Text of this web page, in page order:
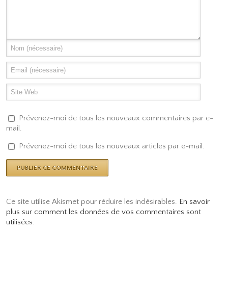
Prévenez-moi de tous les nouveaux commentaires par e-
mail.
Prévenez-moi de tous les nouveaux articles par e-mail.
Ce site utilise Akismet pour réduire les indésirables. En savoir
plus sur comment les données de vos commentaires sont
utilisées.